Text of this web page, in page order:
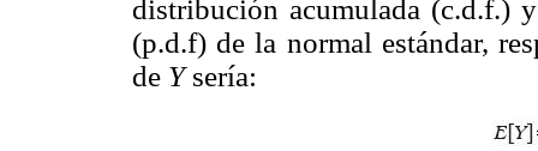
distribución acumulada (c.d.f.)
(p.d.f) de la normal estándar,
de Ysería: